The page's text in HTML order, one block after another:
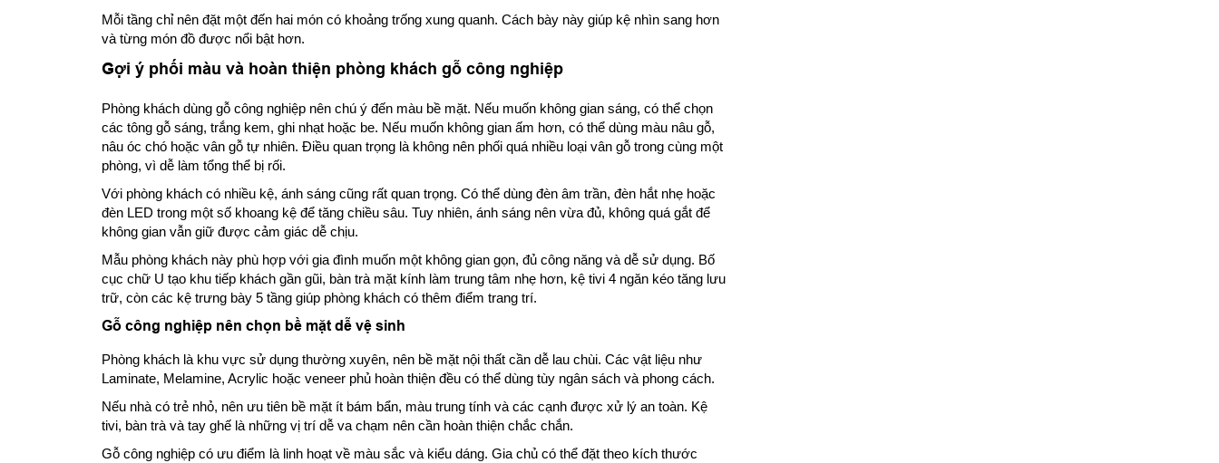
Mỗi tầng chỉ nên đặt một đến hai món có khoảng trống xung quanh. Cách bày này giúp kệ nhìn sang hơn
và từng món đồ được nổi bật hơn.
Gợi ý phối màu và hoàn thiện phòng khách gỗ công nghiệp
Phòng khách dùng gỗ công nghiệp nên chú ý đến màu bề mặt. Nếu muốn không gian sáng, có thể chọn
các tông gỗ sáng, trắng kem, ghi nhạt hoặc be. Nếu muốn không gian ấm hơn, có thể dùng màu nâu gỗ,
nâu óc chó hoặc vân gỗ tự nhiên. Điều quan trọng là không nên phối quá nhiều loại vân gỗ trong cùng một
phòng, vì dễ làm tổng thể bị rối.
Với phòng khách có nhiều kệ, ánh sáng cũng rất quan trọng. Có thể dùng đèn âm trần, đèn hắt nhẹ hoặc
đèn LED trong một số khoang kệ để tăng chiều sâu. Tuy nhiên, ánh sáng nên vừa đủ, không quá gắt để
không gian vẫn giữ được cảm giác dễ chịu.
Mẫu phòng khách này phù hợp với gia đình muốn một không gian gọn, đủ công năng và dễ sử dụng. Bố
cục chữ U tạo khu tiếp khách gần gũi, bàn trà mặt kính làm trung tâm nhẹ hơn, kệ tivi 4 ngăn kéo tăng lưu
trữ, còn các kệ trưng bày 5 tầng giúp phòng khách có thêm điểm trang trí.
Gỗ công nghiệp nên chọn bề mặt dễ vệ sinh
Phòng khách là khu vực sử dụng thường xuyên, nên bề mặt nội thất cần dễ lau chùi. Các vật liệu như
Laminate, Melamine, Acrylic hoặc veneer phủ hoàn thiện đều có thể dùng tùy ngân sách và phong cách.
Nếu nhà có trẻ nhỏ, nên ưu tiên bề mặt ít bám bẩn, màu trung tính và các cạnh được xử lý an toàn. Kệ
tivi, bàn trà và tay ghế là những vị trí dễ va chạm nên cần hoàn thiện chắc chắn.
Gỗ công nghiệp có ưu điểm là linh hoạt về màu sắc và kiểu dáng. Gia chủ có thể đặt theo kích thước